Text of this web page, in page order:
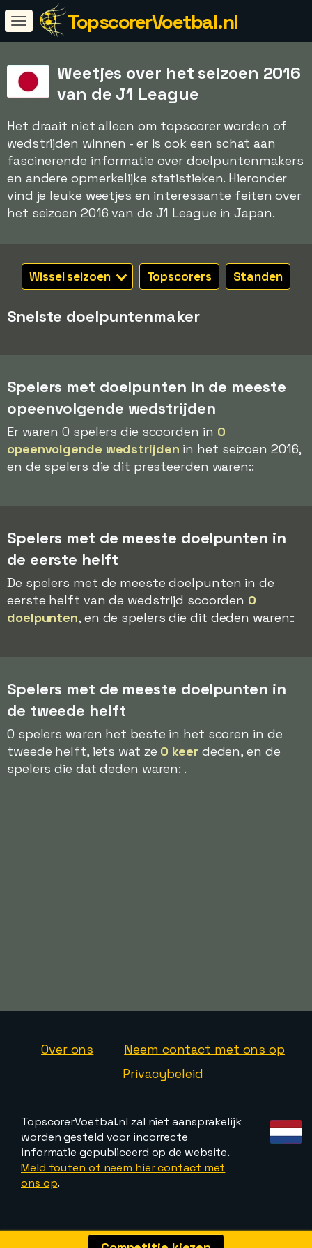
TopscorerVoetbal.nl
Weetjes over het seizoen 2016
van de J1 League
Het draait niet alleen om topscorer worden of
wedstrijden winnen - er is ook een schat aan
fascinerende informatie over doelpuntenmakers
en andere opmerkelijke statistieken. Hieronder
vind je leuke weetjes en interessante feiten over
het seizoen 2016 van de J1 League in Japan.
Wissel seizoen Topscorers Standen
Snelste doelpuntenmaker
Spelers met doelpunten in de meeste
opeenvolgende wedstrijden
Er waren 0 spelers die scoorden in 0
opeenvolgende wedstrijden in het seizoen 2016,
en de spelers die dit presteerden waren::
Spelers met de meeste doelpunten in
de eerste helft
De spelers met de meeste doelpunten in de
eerste helft van de wedstrijd scoorden 0
doelpunten, en de spelers die dit deden waren::
Spelers met de meeste doelpunten in
de tweede helft
0 spelers waren het beste in het scoren in de
tweede helft, iets wat ze 0 keerdeden, en de
spelers die dat deden waren: .
Over ons
Neem contact met ons op
Privacybeleid
TopscorerVoetbal.nl zal niet aansprakelijk
worden gesteld voor incorrecte
informatie gepubliceerd op de website.
Meld fouten of neem hier contact met
ons op.